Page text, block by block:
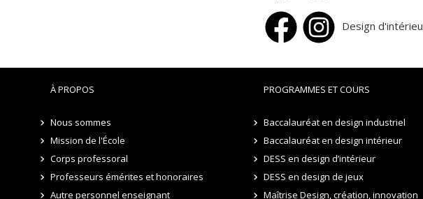
Design
À PROPOS
Nous sommes
Mission de l'École
Corps professoral
Professeurs émérites et honoraires
Autre personnel enseignant
PROGRAMMES ET COURS
Baccalauréat en design industriel
Baccalauréat en design intérieur
DESS en design d’intérieur
DESS en design de jeux
Maîtrise Design, création, innovation